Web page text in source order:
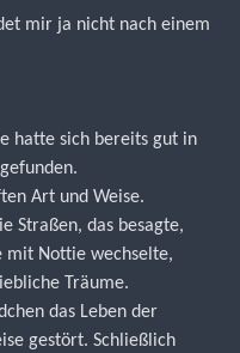
mir ja nicht nach einem
hatte sich bereits gut in
Art und Weise.
Straßen, das besagte,
mit Nottie wechselte,
Träume.
das Leben der
gestört. Schließlich